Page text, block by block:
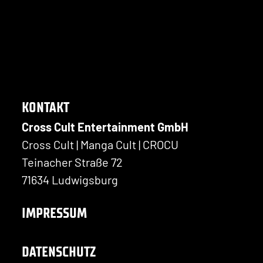
KONTAKT
Cross Cult Entertainment GmbH
Cross Cult | Manga Cult | CROCU
Teinacher Straße 72
71634 Ludwigsburg
IMPRESSUM
DATENSCHUTZ